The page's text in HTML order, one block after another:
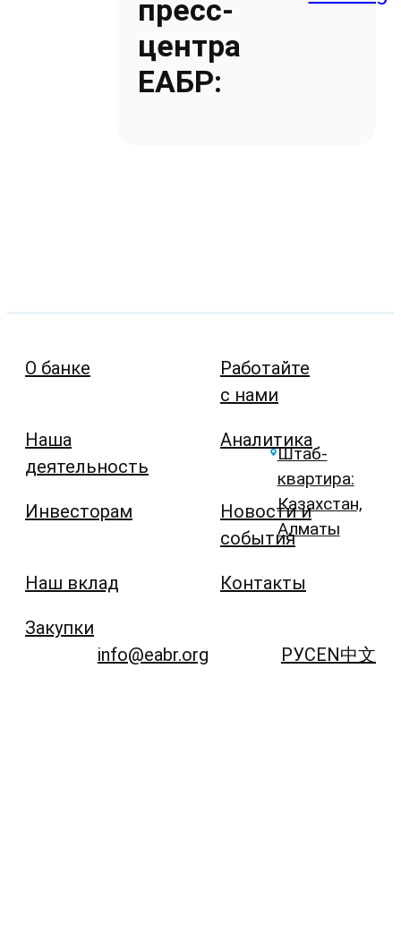
пресс-
центра
ЕАБР:
О банке
Наша
деятельность
Инвесторам
Наш вклад
Закупки
Работайте
с нами
Аналитика
Новости и
события
Контакты
Штаб-
квартира:
Казахстан,
Алматы
info@eabr.org РУСEN中文